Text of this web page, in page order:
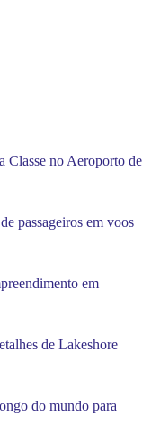
Classe no Aeroporto de
passageiros em voos
em
de Lakeshore
do mundo para